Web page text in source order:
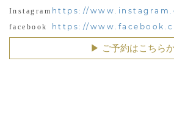
Instagram https://
facebook https://
▶︎ ご予約はこちら